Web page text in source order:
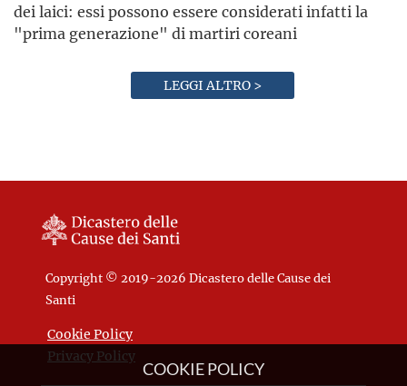
dei laici: essi possono essere considerati infatti la
"prima generazione" di martiri coreani
LEGGI ALTRO >
Copyright © 2019-2026 Dicastero delle Cause dei
Santi
Cookie Policy
Privacy Policy
COOKIE POLICY